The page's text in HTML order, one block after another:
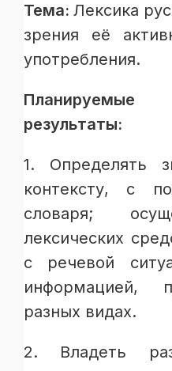
Тема: Лексика
зрения её
употребления.
результаты:
1. Определять
контексту, с
словаря;
лексических
с речевой
информацией,
разных видах.
2. Владеть